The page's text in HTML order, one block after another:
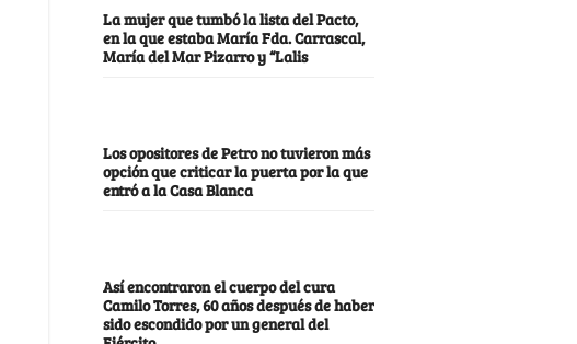
La mujer que tumbó la lista del Pacto,
en la que estaba María Fda. Carrascal,
María del Mar Pizarro y “Lalis
Los opositores de Petro no tuvieron más
opción que criticar la puerta por la que
entró a la Casa Blanca
Así encontraron el cuerpo del cura
Camilo Torres, 60 años después de haber
sido escondido por un general del